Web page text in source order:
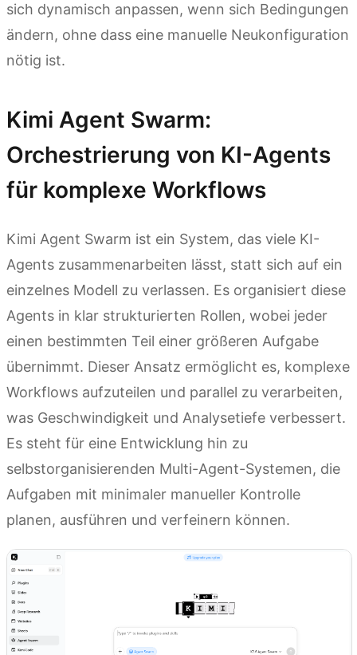
sich dynamisch anpassen, wenn sich Bedingungen
ändern, ohne dass eine manuelle Neukonfiguration
nötig ist.
Kimi Agent Swarm:
Orchestrierung von KI-Agents
für komplexe Workflows
Kimi Agent Swarm ist ein System, das viele KI-
Agents zusammenarbeiten lässt, statt sich auf ein
einzelnes Modell zu verlassen. Es organisiert diese
Agents in klar strukturierten Rollen, wobei jeder
einen bestimmten Teil einer größeren Aufgabe
übernimmt. Dieser Ansatz ermöglicht es, komplexe
Workflows aufzuteilen und parallel zu verarbeiten,
was Geschwindigkeit und Analysetiefe verbessert.
Es steht für eine Entwicklung hin zu
selbstorganisierenden Multi-Agent-Systemen, die
Aufgaben mit minimaler manueller Kontrolle
planen, ausführen und verfeinern können.